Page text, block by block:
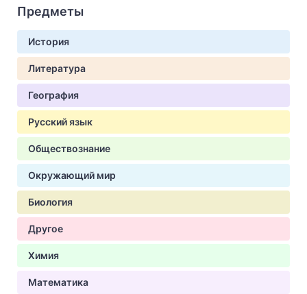
Предметы
История
Литература
География
Русский язык
Обществознание
Окружающий мир
Биология
Другое
Химия
Математика